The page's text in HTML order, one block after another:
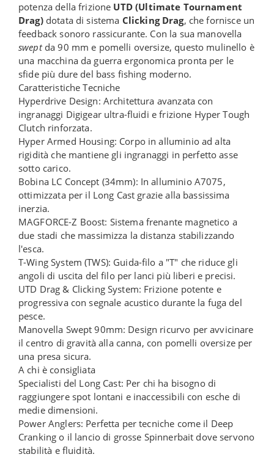
potenza della frizione UTD (Ultimate Tournament
Drag)dotata di sistema Clicking Drag, che fornisce un
feedback sonoro rassicurante. Con la sua manovella
sweptda 90 mm e pomelli oversize, questo mulinello è
una macchina da guerra ergonomica pronta per le
sfide più dure del bass fishing moderno.
Caratteristiche Tecniche
Hyperdrive Design: Architettura avanzata con
ingranaggi Digigear ultra-fluidi e frizione Hyper Tough
Clutch rinforzata.
Hyper Armed Housing: Corpo in alluminio ad alta
rigidità che mantiene gli ingranaggi in perfetto asse
sotto carico.
Bobina LC Concept (34mm): In alluminio A7075,
ottimizzata per il Long Cast grazie alla bassissima
inerzia.
MAGFORCE-Z Boost: Sistema frenante magnetico a
due stadi che massimizza la distanza stabilizzando
l'esca.
T-Wing System (TWS): Guida-filo a "T" che riduce gli
angoli di uscita del filo per lanci più liberi e precisi.
UTD Drag & Clicking System: Frizione potente e
progressiva con segnale acustico durante la fuga del
pesce.
Manovella Swept 90mm: Design ricurvo per avvicinare
il centro di gravità alla canna, con pomelli oversize per
una presa sicura.
A chi è consigliata
Specialisti del Long Cast: Per chi ha bisogno di
raggiungere spot lontani e inaccessibili con esche di
medie dimensioni.
Power Anglers: Perfetta per tecniche come il Deep
Cranking o il lancio di grosse Spinnerbait dove servono
stabilità e fluidità.